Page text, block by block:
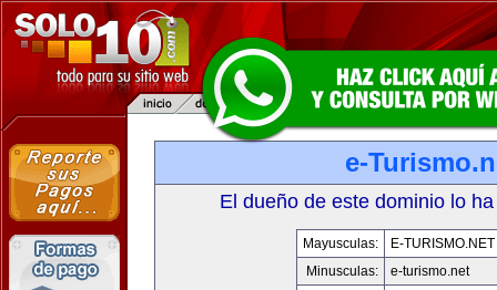
e-
El dueño de este dominio lo
Mayusculas:
E-TURISMO.NET
Minusculas:
e-turismo.net